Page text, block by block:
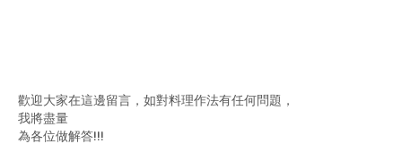
歡迎大家在這邊留言，如對料理作法有任何問題，
我將盡量
為各位做解答!!!